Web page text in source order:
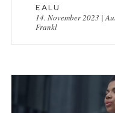
EALU
14. November 2023 |
Frankl